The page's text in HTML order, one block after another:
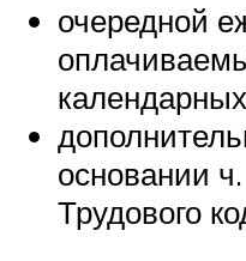
очередной
основании
Трудового